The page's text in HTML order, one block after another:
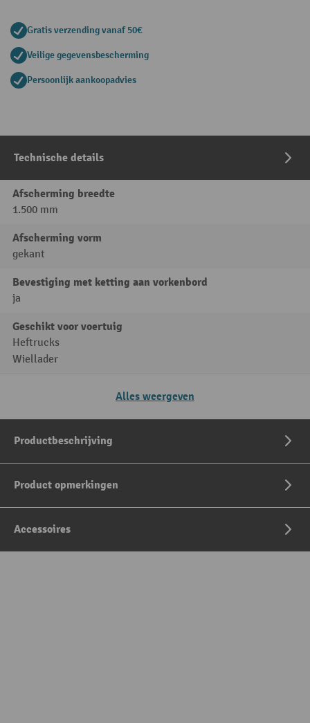
Gratis verzending vanaf 50€
Veilige gegevensbescherming
Persoonlijk aankoopadvies
Technische details
Afscherming breedte
1.500 mm
Afscherming vorm
gekant
Bevestiging met ketting aan vorkenbord
ja
Geschikt voor voertuig
Heftrucks
Wiellader
Alles weergeven
Productbeschrijving
Product opmerkingen
Accessoires